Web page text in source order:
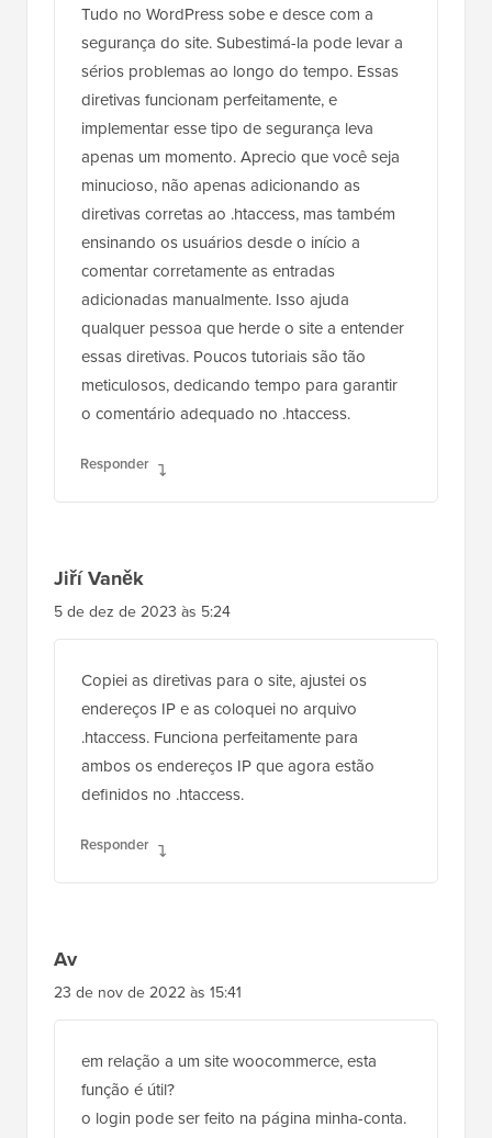
Tudo no WordPress sobe e desce com a
segurança do site. Subestimá-la pode levar a
sérios problemas ao longo do tempo. Essas
diretivas funcionam perfeitamente, e
implementar esse tipo de segurança leva
apenas um momento. Aprecio que você seja
minucioso, não apenas adicionando as
diretivas corretas ao .htaccess, mas também
ensinando os usuários desde o início a
comentar corretamente as entradas
adicionadas manualmente. Isso ajuda
qualquer pessoa que herde o site a entender
essas diretivas. Poucos tutoriais são tão
meticulosos, dedicando tempo para garantir
o comentário adequado no .htaccess.
Responder
Jiří Vaněk
5 de dez de 2023 às 5:24
Copiei as diretivas para o site, ajustei os
endereços IP e as coloquei no arquivo
.htaccess. Funciona perfeitamente para
ambos os endereços IP que agora estão
definidos no .htaccess.
Responder
Av
23 de nov de 2022 às 15:41
em relação a um site woocommerce, esta
função é útil?
o login pode ser feito na página minha-conta.